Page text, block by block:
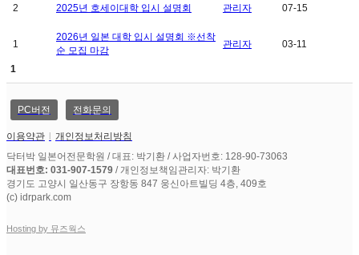
2 2025년 호세이대학 입시 설명회 관리자 07-15
1
2026년 일본 대학 입시 설명회 ※선착
순 모집 마감
관리자 03-11
1
PC버전 전화문의
이용약관
개인정보처리방침
닥터박 일본어전문학원 / 대표: 박기환 / 사업자번호: 128-90-73063
대표번호: 031-907-1579 / 개인정보책임관리자: 박기환
경기도 고양시 일산동구 장항동 847 웅신아트빌딩 4층, 409호
(c) idrpark.com
Hosting by 뮤즈웍스